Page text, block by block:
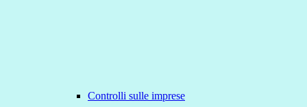
Controlli sulle imprese